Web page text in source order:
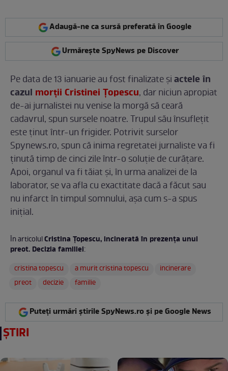
Adaugă-ne ca sursă preferată în Google
Urmărește SpyNews pe Discover
Pe data de 13 ianuarie au fost finalizate șiactele în
cazul morţii Cristinei Ţopescu, dar niciun apropiat
de-ai jurnalistei nu venise la morgă să ceară
cadavrul, spun sursele noatre. Trupul său însufleţit
este ţinut într-un frigider. Potrivit surselor
Spynews.ro, spun că inima regretatei jurnaliste va fi
ţinută timp de cinci zile într-o soluţie de curăţare.
Apoi, organul va fi tăiat şi, în urma analizei de la
laborator, se va afla cu exactitate dacă a făcut sau
nu infarct în timpul somnului, așa cum s-a spus
inițial.
În articolulCristina Țopescu, incinerată în prezența unui
preot. Decizia familiei:
cristina topescu
a murit cristina topescu
incinerare
preot
decizie familie
Puteți urmări știrile SpyNews.ro și pe Google News
ȘTIRI